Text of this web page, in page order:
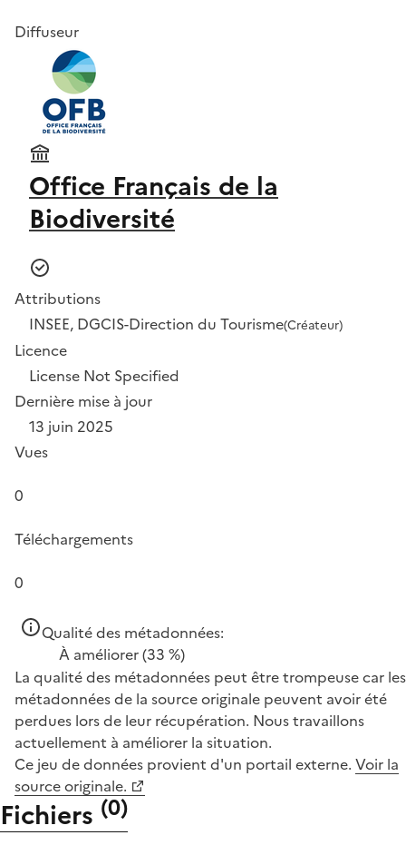
Diffuseur
Office Français de la
Biodiversité
Attributions
INSEE, DGCIS-Direction du Tourisme(Créateur)
Licence
License Not Specified
Dernière mise à jour
13 juin 2025
Vues
0
Téléchargements
0
Qualité des métadonnées:
À améliorer(33 %)
La qualité des métadonnées peut être trompeuse car les
métadonnées de la source originale peuvent avoir été
perdues lors de leur récupération. Nous travaillons
actuellement à améliorer la situation.
Ce jeu de données provient d'un portail externe. Voir la
source originale.
Fichiers (0)